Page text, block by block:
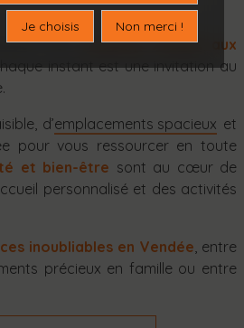
d’uncamping familial aux
instant est une invitation au
d’emplacements spacieux et
pour vous ressourcer en toute
et bien-être sont au cœur de
personnalisé et des activités
inoubliables en Vendée , entre
précieux en famille ou entre
Non merci !
Je choisis